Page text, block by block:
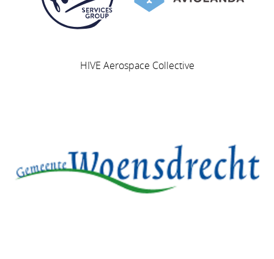
HIVE Aerospace Collective